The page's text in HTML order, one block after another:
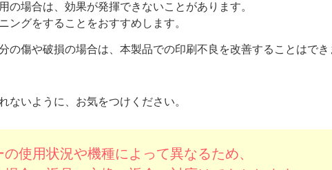
場合は、効果が発揮できないことがあります。
ングをすることをおすすめします。
の傷や破損の場合は、本製品での印刷不良を改善することはで
ないように、お気をつけください。
使用状況や機種によって異なるため、